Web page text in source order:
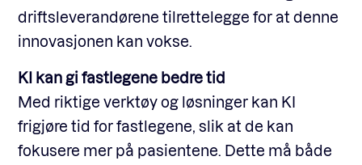
driftsleverandørene tilrettelegge for at denne
innovasjonen kan vokse.
KI kan gi fastlegene bedre tid
Med riktige verktøy og løsninger kan KI
frigjøre tid for fastlegene, slik at de kan
fokusere mer på pasientene. Dette må både